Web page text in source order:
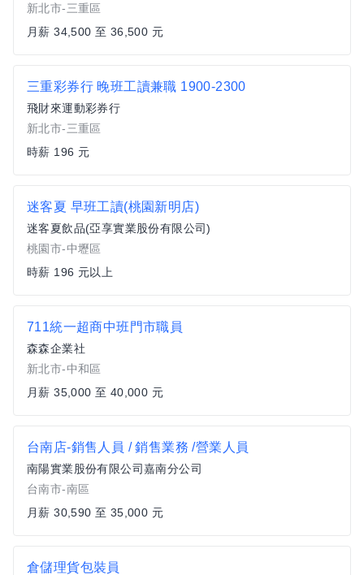
新北市-三重區
月薪 34,500 至 36,500 元
三重彩券行 晚班工讀兼職 1900-2300
飛財來運動彩券行
新北市-三重區
時薪 196 元
迷客夏 早班工讀(桃園新明店)
迷客夏飲品(亞享實業股份有限公司)
桃園市-中壢區
時薪 196 元以上
711統一超商中班門市職員
森森企業社
新北市-中和區
月薪 35,000 至 40,000 元
台南店-銷售人員 / 銷售業務 /營業人員
南陽實業股份有限公司嘉南分公司
台南市-南區
月薪 30,590 至 35,000 元
倉儲理貨包裝員